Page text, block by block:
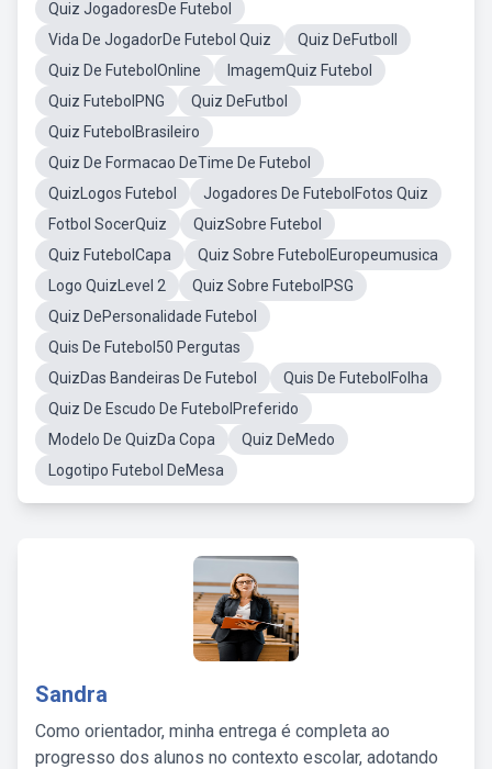
Quiz JogadoresDe Futebol
Vida De JogadorDe Futebol Quiz
Quiz DeFutboll
Quiz De FutebolOnline
ImagemQuiz Futebol
Quiz FutebolPNG
Quiz DeFutbol
Quiz FutebolBrasileiro
Quiz De Formacao DeTime De Futebol
QuizLogos Futebol
Jogadores De FutebolFotos Quiz
Fotbol SocerQuiz
QuizSobre Futebol
Quiz FutebolCapa
Quiz Sobre FutebolEuropeumusica
Logo QuizLevel 2
Quiz Sobre FutebolPSG
Quiz DePersonalidade Futebol
Quis De Futebol50 Pergutas
QuizDas Bandeiras De Futebol
Quis De FutebolFolha
Quiz De Escudo De FutebolPreferido
Modelo De QuizDa Copa
Quiz DeMedo
Logotipo Futebol DeMesa
Sandra
Como orientador, minha entrega é completa ao
progresso dos alunos no contexto escolar, adotando